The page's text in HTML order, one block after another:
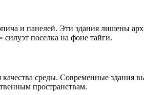
и панелей. Эти здания лишены
поселка на фоне тайги.
среды. Современные здания
пространствам.